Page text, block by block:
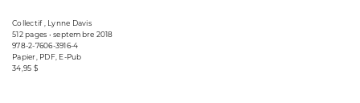
Collectif , Lynne Davis
512 pages • septembre 2018
978-2-7606-3916-4
Papier, PDF, E-Pub
34,95 $